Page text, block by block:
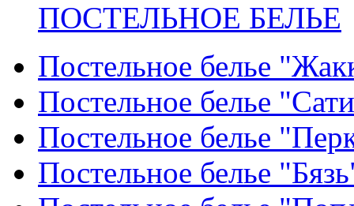
ПОСТЕЛЬНОЕ БЕЛЬЕ
Постельное белье
Постельное белье
Постельное белье
Постельное белье